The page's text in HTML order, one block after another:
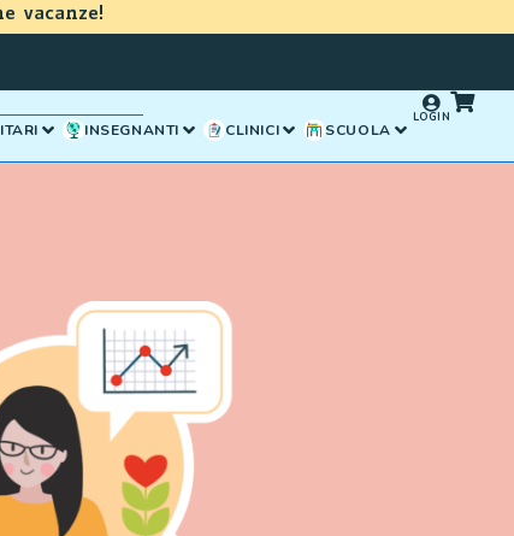
vacanze!
INSEGNANTI CLINICI SCUOLA
LOGIN